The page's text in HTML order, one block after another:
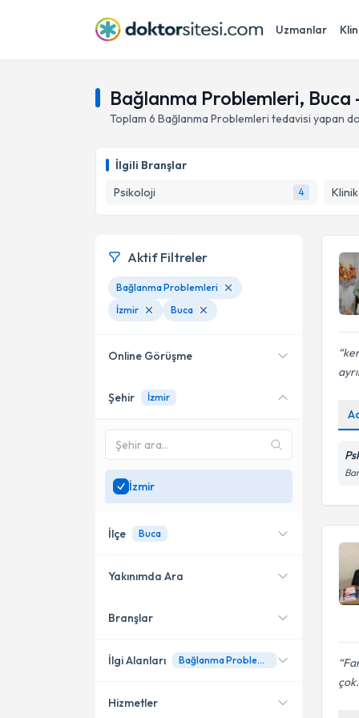
Uzmanlar
Bağlanma Problemleri, Buca
Toplam 6 Bağlanma Problemleri tedavisi yapan
İlgili Branşlar
Psikoloji
4
Aktif Filtreler
Bağlanma Problemleri
İzmir
Buca
Online Görüşme
Online danışmanlık sunan
Sadeceİzmir
uzman ara
Şehir İzmir
İzmir
İlçe Buca
Karşıyaka
Bayraklı
Yakınımda Ara
Konumuma yakın uzmanları
Branşlar
Psikoloji
İlgi Alanları Bağlanma Problemleri
Hizmetler